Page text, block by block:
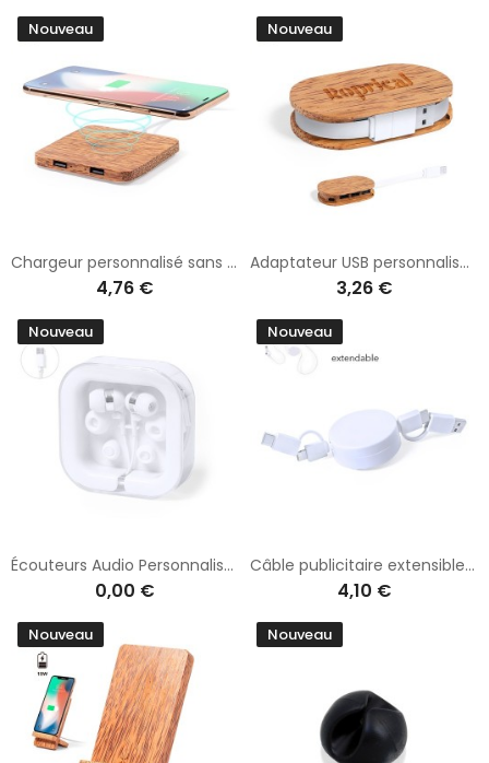
Nouveau
Chargeur personnalisé sans fil 10W Raston
4,76 €
Nouveau
Adaptateur USB personnalisé Dagobat
3,26 €
Nouveau
Écouteurs Audio Personnalisés de Qualité Trubus pas cher
0,00 €
Nouveau
Câble publicitaire extensible Kiotex
4,10 €
Nouveau Nouveau